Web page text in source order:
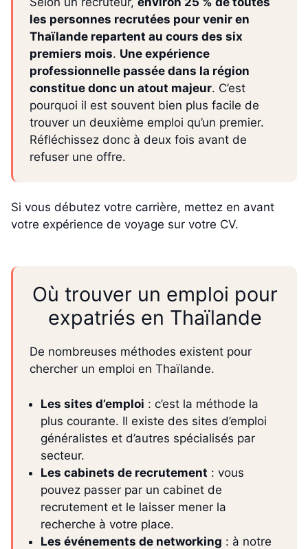
les personnes recrutées pour venir en
Thaïlande repartent au cours des six
premiers mois. Une expérience
professionnelle passée dans la région
constitue donc un atout majeur. C’est
pourquoi il est souvent bien plus facile de
trouver un deuxième emploi qu’un premier.
Réfléchissez donc à deux fois avant de
refuser une offre.
Si vous débutez votre carrière, mettez en avant
votre expérience de voyage sur votre CV.
Où trouver un emploi pour
expatriés en Thaïlande
De nombreuses méthodes existent pour
chercher un emploi en Thaïlande.
Les sites d’emploi : c’est la méthode la
plus courante. Il existe des sites d’emploi
généralistes et d’autres spécialisés par
secteur.
Les cabinets de recrutement : vous
pouvez passer par un cabinet de
recrutement et le laisser mener la
recherche à votre place.
Les événements de networking : à notre